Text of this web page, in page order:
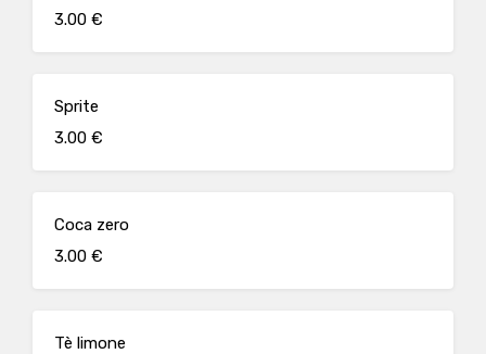
3.00 €
Sprite
3.00 €
Coca zero
3.00 €
Tè limone